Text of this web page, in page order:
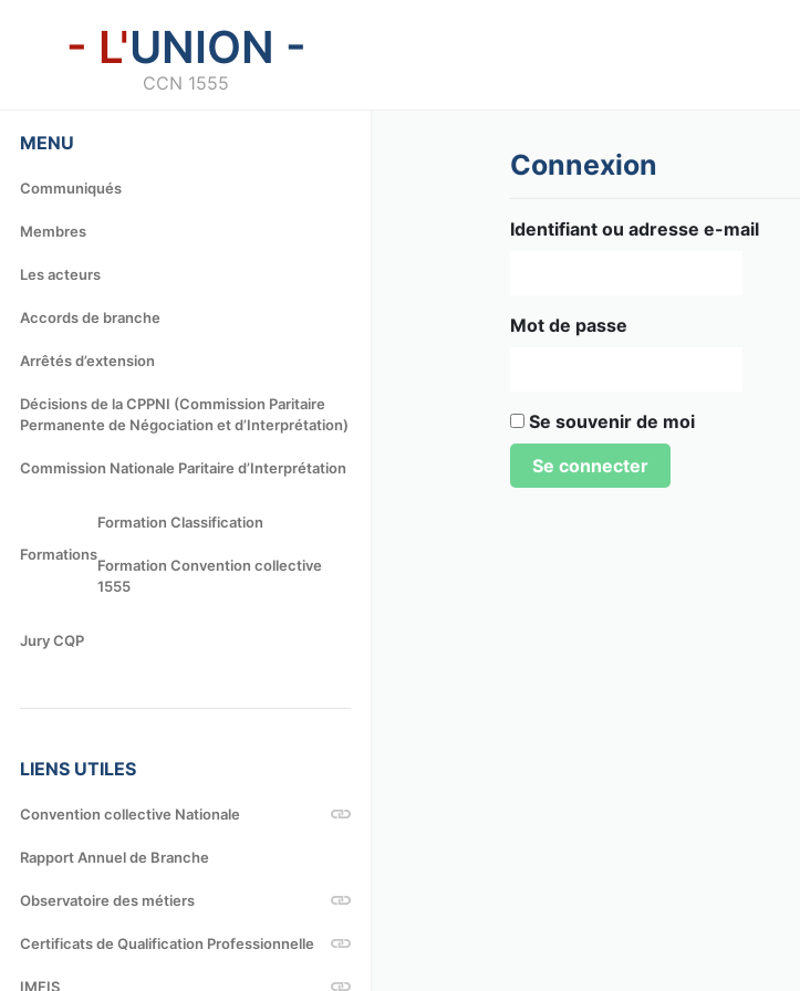
- L'UNION -
CCN 1555
MENU
Communiqués
Membres
Les acteurs
Accords de branche
Arrêtés d’extension
Décisions de la CPPNI (Commission Paritaire
Permanente de Négociation et d’Interprétation)
Commission Nationale Paritaire d’Interprétation
Formations
Formation Classification
Formation Convention collective
1555
Jury CQP
LIENS UTILES
Convention collective Nationale
Rapport Annuel de Branche
Observatoire des métiers
Certificats de Qualification Professionnelle
IMFIS
Connexion
Identifiant ou adresse e-mail
Mot de passe
Se souvenir de moi